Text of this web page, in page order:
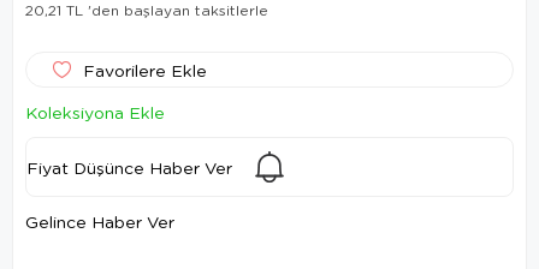
20,21 TL 'den başlayan taksitlerle
Favorilere Ekle
Koleksiyona Ekle
Fiyat Düşünce Haber Ver
Gelince Haber Ver